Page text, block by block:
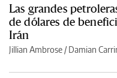
Las grandes
de dólares de
Irán
Jillian Ambrose / Damian